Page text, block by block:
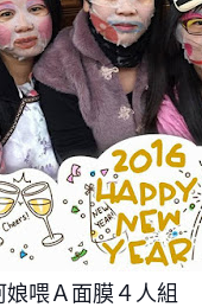
娘喂Ａ面膜４人組